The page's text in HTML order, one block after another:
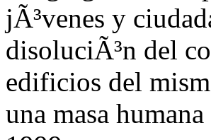
jÃ³venes y
disoluciÃ³n del
edificios del
una masa